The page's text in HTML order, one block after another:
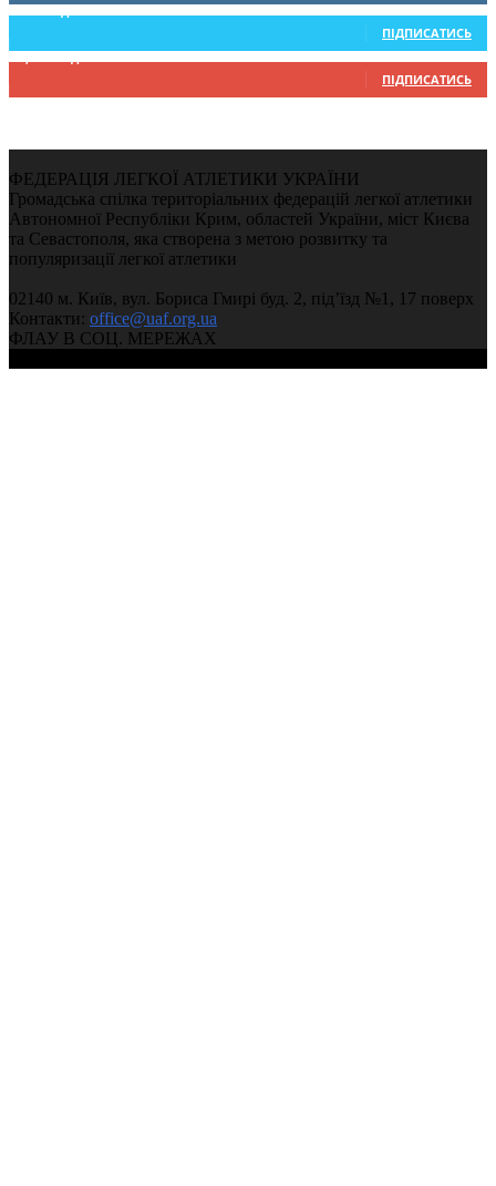
234 Підписників
ПІДПИСАТИСЬ
9,370 Підписників
ПІДПИСАТИСЬ
ФЕДЕРАЦІЯ ЛЕГКОЇ АТЛЕТИКИ УКРАЇНИ
Громадська спілка територіальних федерацій легкої атлетики
Автономної Республіки Крим, областей України, міст Києва
та Севастополя, яка створена з метою розвитку та
популяризації легкої атлетики
02140 м. Київ, вул. Бориса Гмирі буд. 2, під’їзд №1, 17 поверх
Контакти: office@uaf.org.ua
ФЛАУ В СОЦ. МЕРЕЖАХ